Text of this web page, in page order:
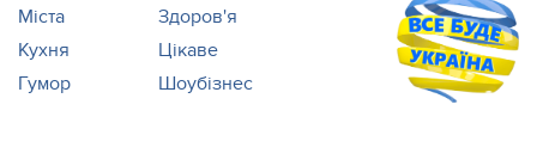
Міста
Здоров'я
Кухня
Цікаве
Гумор
Шоубізнес